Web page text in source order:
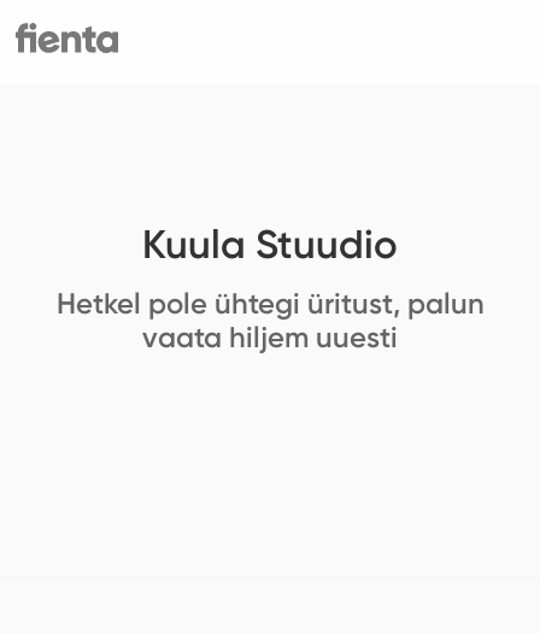
Kuula Stuudio
Hetkel pole ühtegi üritust, palun
vaata hiljem uuesti